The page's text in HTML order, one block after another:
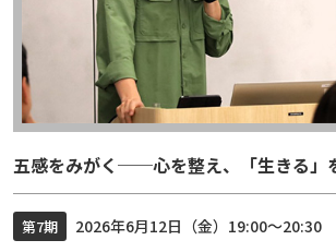
五感をみがく──心を整え、「生きる」
第7期 2026年6月12日（金）19:00～20:30